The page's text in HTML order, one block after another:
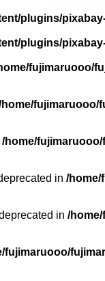
plugins/
plugins/
fujimaruooo/
home/fujimaruooo/
/home/
in /home/
in /
fujimaruooo/